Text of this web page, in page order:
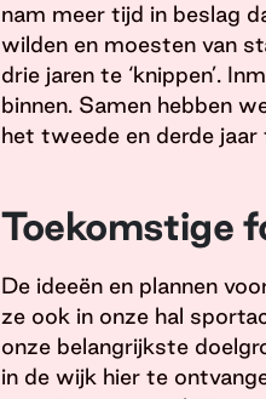
nam meer tijd in beslag
wilden en moesten van
drie jaren te ‘knippen’.
binnen. Samen hebben
het tweede en derde jaar
Toekomstige
De ideeën en plannen
ze ook in onze hal
onze belangrijkste
in de wijk hier te